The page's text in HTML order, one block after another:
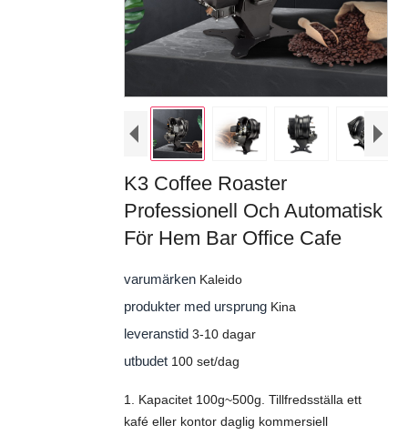
K3 Coffee Roaster
Professionell Och Automatisk
För Hem Bar Office Cafe
varumärken Kaleido
produkter med ursprung Kina
leveranstid 3-10 dagar
utbudet 100 set/dag
1. Kapacitet 100g~500g. Tillfredsställa ett
kafé eller kontor daglig kommersiell